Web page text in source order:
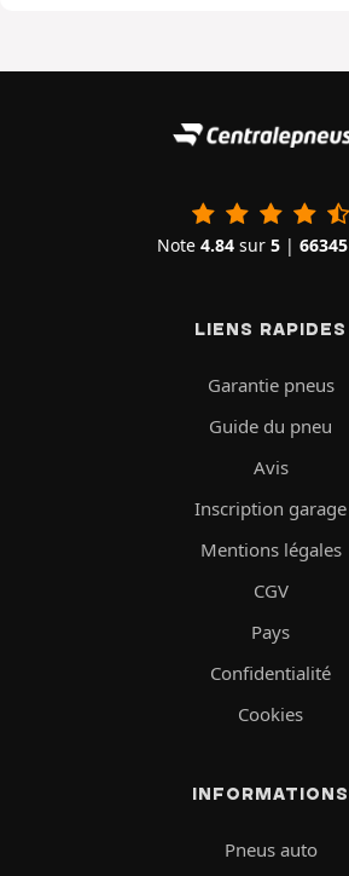
Note 4.84 sur 5 | 66345
LIENS RAPIDES
Garantie pneus
Guide du pneu
Avis
Inscription garage
Mentions légales
CGV
Pays
Confidentialité
Cookies
INFORMATIONS
Pneus auto